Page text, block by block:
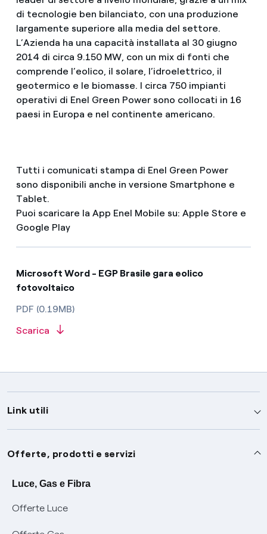
di tecnologie ben bilanciato, con una produzione
largamente superiore alla media del settore.
L’Azienda ha una capacità installata al 30 giugno
2014 di circa 9.150 MW, con un mix di fonti che
comprende l’eolico, il solare, l’idroelettrico, il
geotermico e le biomasse. I circa 750 impianti
operativi di Enel Green Power sono collocati in 16
paesi in Europa e nel continente americano.
Tutti i comunicati stampa di Enel Green Power
sono disponibili anche in versione Smartphone e
Tablet.
Puoi scaricare la App Enel Mobile su: Apple Store e
Google Play
Microsoft Word - EGP Brasile gara eolico
fotovoltaico
PDF (0.19MB)
Scarica
Link utili
Assistenza
Avvisi
SOS luce e gas
Servizi
Offerte, prodotti e servizi
Luce, Gas e Fibra
Offerte Luce